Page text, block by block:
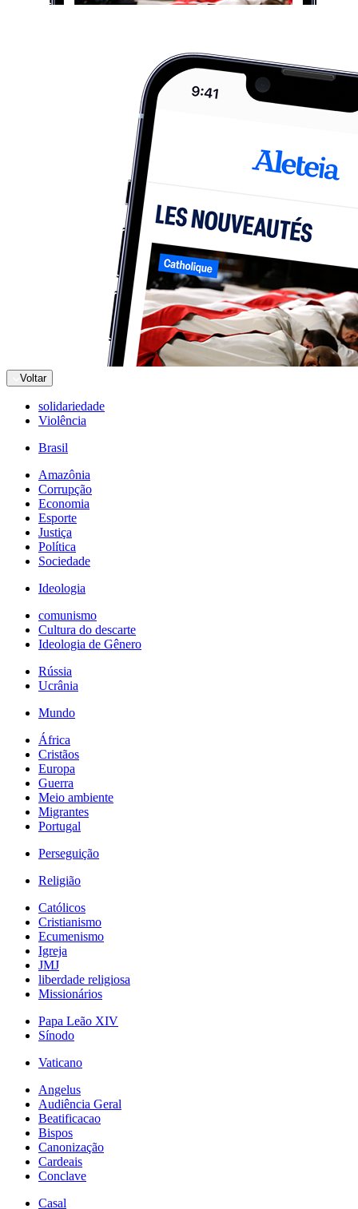
Voltar
solidariedade
Violência
Brasil
Amazônia
Corrupção
Economia
Esporte
Justiça
Política
Sociedade
Ideologia
comunismo
Cultura do descarte
Ideologia de Gênero
Rússia
Ucrânia
Mundo
África
Cristãos
Europa
Guerra
Meio ambiente
Migrantes
Portugal
Perseguição
Religião
Católicos
Cristianismo
Ecumenismo
Igreja
JMJ
liberdade religiosa
Missionários
Papa Leão XIV
Sínodo
Vaticano
Angelus
Audiência Geral
Beatificacao
Bispos
Canonização
Cardeais
Conclave
Casal